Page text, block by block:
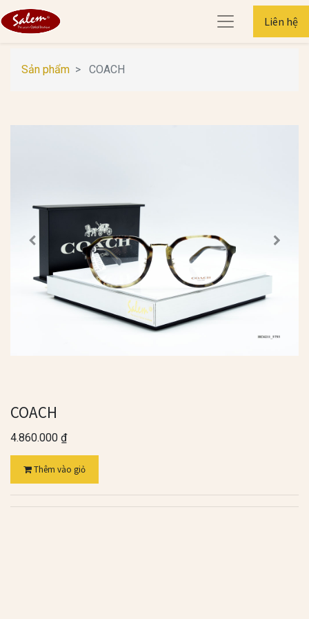
Liên hệ
Sản phẩm COACH
COACH
4.860.000 ₫
Thêm vào giỏ